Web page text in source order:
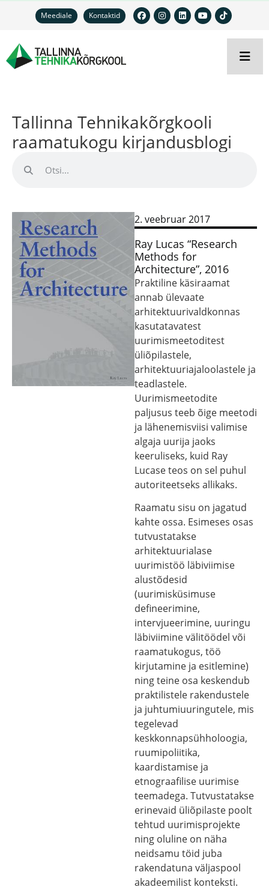
Meediale Kontaktid
Tallinna Tehnikakõrgkooli
raamatukogu kirjandusblogi
2. veebruar 2017
Ray Lucas “Research
Methods for
Architecture”, 2016
Praktiline käsiraamat
annab ülevaate
arhitektuurivaldkonnas
kasutatavatest
uurimismeetoditest
üliõpilastele,
arhitektuuriajaloolastele ja
teadlastele.
Uurimismeetodite
paljusus teeb õige meetodi
ja lähenemisviisi valimise
algaja uurija jaoks
keeruliseks, kuid Ray
Lucase teos on sel puhul
autoriteetseks allikaks.
Raamatu sisu on jagatud
kahte ossa. Esimeses osas
tutvustatakse
arhitektuurialase
uurimistöö läbiviimise
alustõdesid
(uurimisküsimuse
defineerimine,
intervjueerimine, uuringu
läbiviimine välitöödel või
raamatukogus, töö
kirjutamine ja esitlemine)
ning teine osa keskendub
praktilistele rakendustele
ja juhtumiuuringutele, mis
tegelevad
keskkonnapsühholoogia,
ruumipoliitika,
kaardistamise ja
etnograafilise uurimise
teemadega. Tutvustatakse
erinevaid üliõpilaste poolt
tehtud uurimisprojekte
ning oluline on näha
neidsamu töid juba
rakendatuna väljaspool
akadeemilist konteksti.